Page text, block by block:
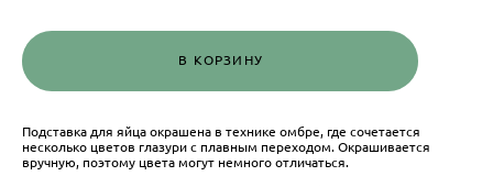
В КОРЗИНУ
Подставка для яйца окрашена в технике омбре, где сочетается
несколько цветов глазури с плавным переходом. Окрашивается
вручную, поэтому цвета могут немного отличаться.